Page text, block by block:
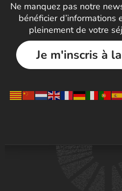
Ne manquez pas notre
bénéficier d’informations
pleinement de votre
Je m'inscris à